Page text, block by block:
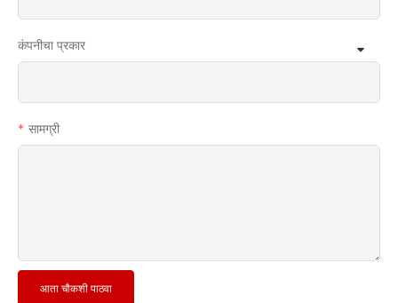
कंपनीचा प्रकार
सामग्री
आता चौकशी पाठवा